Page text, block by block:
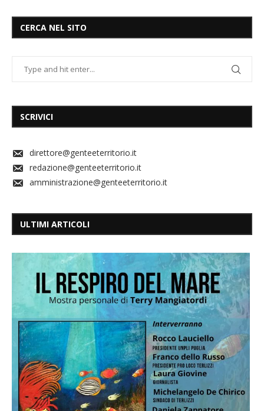
CERCA NEL SITO
SCRIVICI
direttore@genteeterritorio.it
redazione@genteeterritorio.it
amministrazione@genteeterritorio.it
ULTIMI ARTICOLI